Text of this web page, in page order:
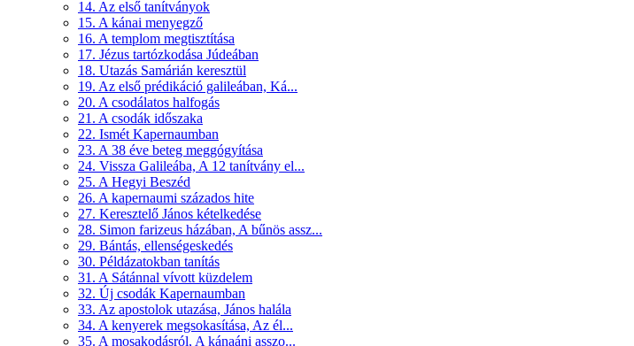
14. Az első tanítványok
15. A kánai menyegző
16. A templom megtisztítása
17. Jézus tartózkodása Júdeában
18. Utazás Samárián keresztül
19. Az első prédikáció galileában, Ká...
20. A csodálatos halfogás
21. A csodák időszaka
22. Ismét Kapernaumban
23. A 38 éve beteg meggógyítása
24. Vissza Galileába, A 12 tanítvány el...
25. A Hegyi Beszéd
26. A kapernaumi százados hite
27. Keresztelő János kételkedése
28. Simon farizeus házában, A bűnös assz...
29. Bántás, ellenségeskedés
30. Példázatokban tanítás
31. A Sátánnal vívott küzdelem
32. Új csodák Kapernaumban
33. Az apostolok utazása, János halála
34. A kenyerek megsokasítása, Az él...
35. A mosakodásról, A kánaáni asszo...